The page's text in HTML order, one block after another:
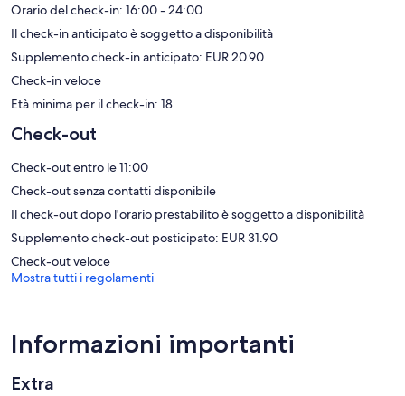
digitale. Le camere sono provviste di ferri/assi da stiro e tende
oscuranti. Le pulizie vengono eseguite tutte le settimane.
I servizi ricreativi di un complesso di appartamenti includono una
sauna e una palestra.
nelle vicinanze. È possibile che siano a pagamento.
Orario del check-in: 16:00 - 24:00
Il check-in anticipato è soggetto a disponibilità
Supplemento check-in anticipato: EUR 20.90
Check-in veloce
Età minima per il check-in: 18
Check-out
Check-out entro le 11:00
Check-out senza contatti disponibile
Il check-out dopo l'orario prestabilito è soggetto a disponibilità
Supplemento check-out posticipato: EUR 31.90
Check-out veloce
Mostra tutti i regolamenti
Informazioni importanti
Extra